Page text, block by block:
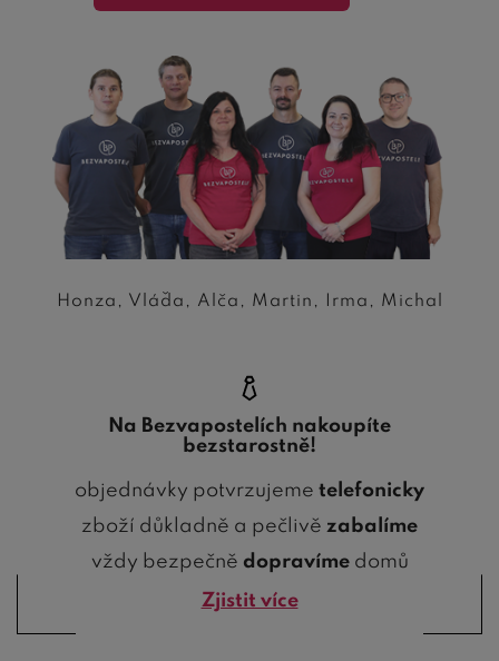
Honza, Vláďa, Alča, Martin, Irma, Michal
Na Bezvapostelích nakoupíte
bezstarostně!
objednávky potvrzujeme telefonicky
zboží důkladně a pečlivě zabalíme
vždy bezpečně dopravímedomů
Zjistit více